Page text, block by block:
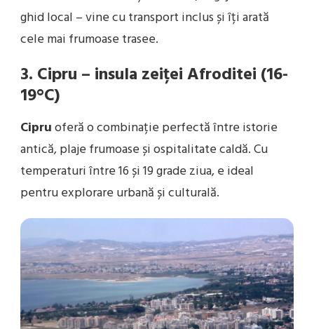
ghid local – vine cu transport inclus și îți arată
cele mai frumoase trasee.
3. Cipru – insula zeiței Afroditei (16-
19°C)
Cipruoferă o combinație perfectă între istorie
antică, plaje frumoase și ospitalitate caldă. Cu
temperaturi între 16 și 19 grade ziua, e ideal
pentru explorare urbană și culturală.